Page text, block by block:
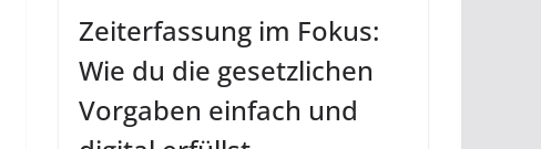
Zeiterfassung im Fokus:
Wie du die gesetzlichen
Vorgaben einfach und